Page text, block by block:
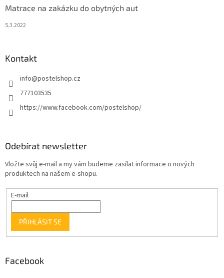
Matrace na zakázku do obytných aut
5.3.2022
Kontakt
info@postelshop.cz
777103535
https://www.facebook.com/postelshop/
Odebírat newsletter
Vložte svůj e-mail a my vám budeme zasílat informace o nových
produktech na našem e-shopu.
E-mail
PŘIHLÁSIT SE
Facebook